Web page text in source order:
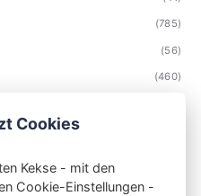
(785)
(56)
(460)
Cookies
Kekse - mit den
Cookie-Einstellungen -